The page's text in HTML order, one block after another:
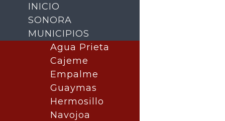
INICIO
SONORA
MUNICIPIOS
Agua Prieta
Cajeme
Empalme
Guaymas
Hermosillo
Navojoa